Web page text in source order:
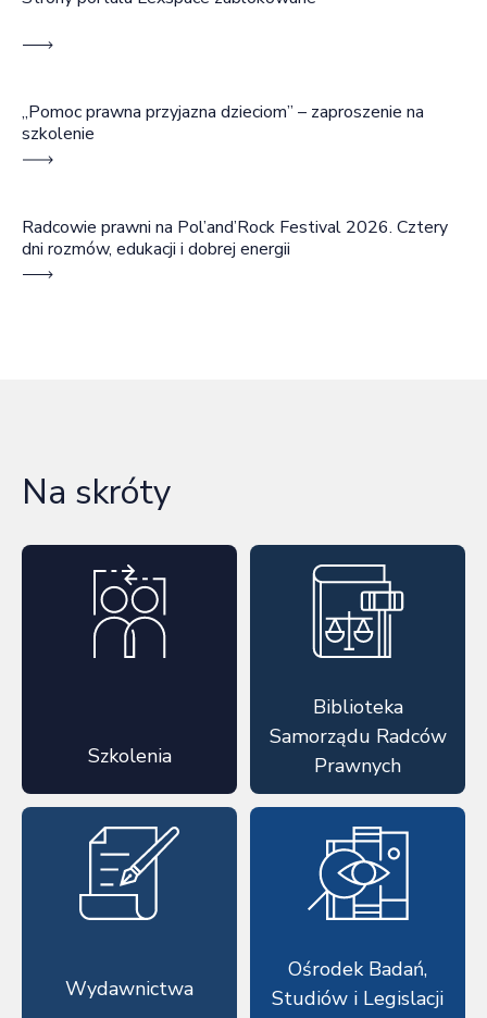
„Pomoc prawna przyjazna dzieciom” – zaproszenie na
szkolenie
Radcowie prawni na Pol’and’Rock Festival 2026. Cztery
dni rozmów, edukacji i dobrej energii
Na skróty
Szkolenia
Biblioteka
Samorządu Radców
Prawnych
Wydawnictwa
Ośrodek Badań,
Studiów i Legislacji